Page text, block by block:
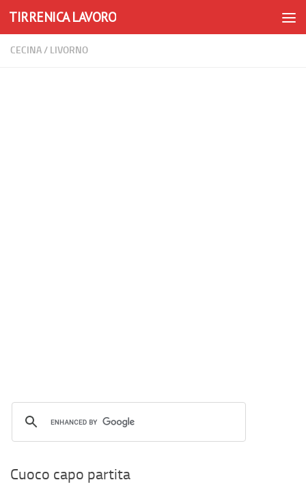
Skip to content
TIRRENICA LAVORO
CECINA/ LIVORNO
Cuoco capo partita